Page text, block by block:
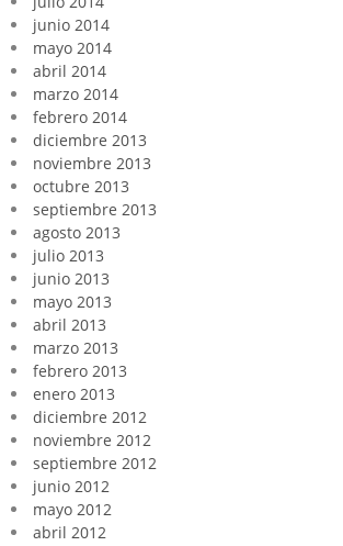
junio 2014
mayo 2014
abril 2014
marzo 2014
febrero 2014
diciembre 2013
noviembre 2013
octubre 2013
septiembre 2013
agosto 2013
julio 2013
junio 2013
mayo 2013
abril 2013
marzo 2013
febrero 2013
enero 2013
diciembre 2012
noviembre 2012
septiembre 2012
junio 2012
mayo 2012
abril 2012